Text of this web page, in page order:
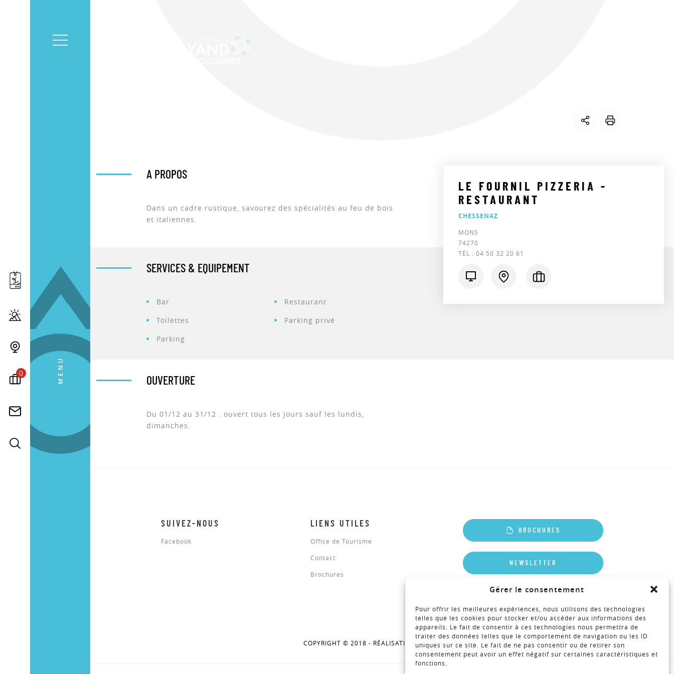
Gérer le consentement
Pour offrir les meilleures expériences, nous utilisons des technologies
telles que les cookies pour stocker et/ou accéder aux informations des
appareils. Le fait de consentir à ces technologies nous permettra de
traiter des données telles que le comportement de navigation ou les ID
uniques sur ce site. Le fait de ne pas consentir ou de retirer son
consentement peut avoir un effet négatif sur certaines caractéristiques et
fonctions.
0 MENU
LE FOURNIL PIZZERIA -
RESTAURANT
CHESSENAZ
MONS
74270
TÉL : 04 50 32 20 61
A PROPOS
Dans un cadre rustique, savourez des spécialités au feu de bois
et italiennes.
SERVICES & EQUIPEMENT
Bar
Toilettes
Parking
Restaurant
Parking privé
OUVERTURE
Du 01/12 au 31/12 : ouvert tous les jours sauf les lundis,
dimanches.
SUIVEZ-NOUS
Facebook
LIENS UTILES
Office de Tourisme
Contact
Brochures
BROCHURES
NEWSLETTER
COPYRIGHT © 2018 - RÉALISATION ALTIMAX